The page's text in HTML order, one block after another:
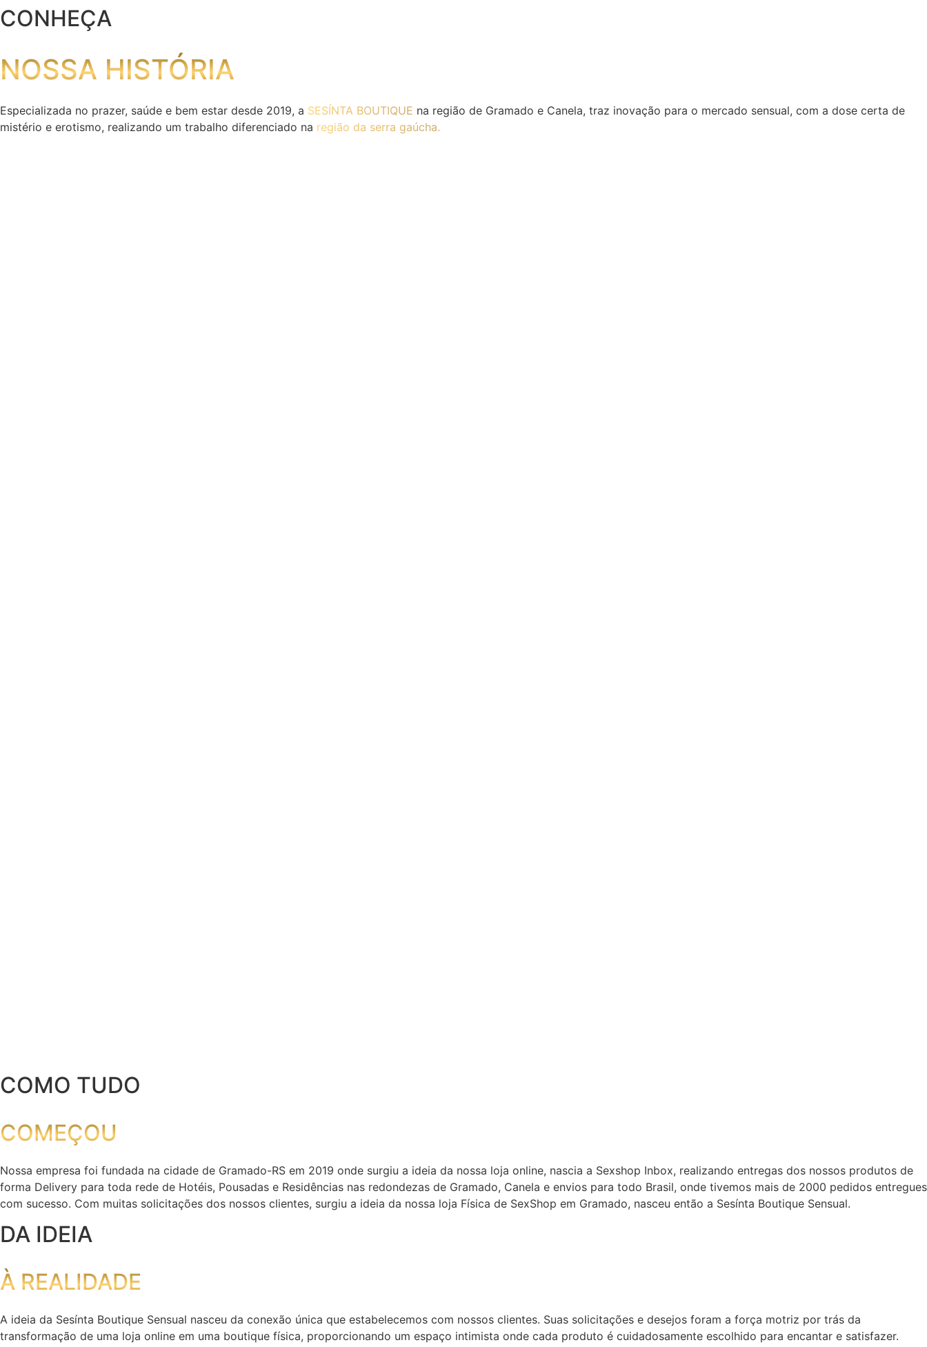
Ir
para
conteúdo
CONHEÇA
NOSSA HISTÓRIA
Especializada no prazer, saúde e bem estar desde 2019, a SESÍNTA BOUTIQUE na região de Gramado e Canela, traz inovação para o mercado sensual, com a dose certa de
mistério e erotismo, realizando um trabalho diferenciado na região da serra gaúcha.
COMO TUDO
COMEÇOU
Nossa empresa foi fundada na cidade de Gramado-RS em 2019 onde surgiu a ideia da nossa loja online, nascia a Sexshop Inbox, realizando entregas dos nossos produtos de
forma Delivery para toda rede de Hotéis, Pousadas e Residências nas redondezas de Gramado, Canela e envios para todo Brasil, onde tivemos mais de 2000 pedidos entregues
com sucesso. Com muitas solicitações dos nossos clientes, surgiu a ideia da nossa loja Física de SexShop em Gramado, nasceu então a Sesínta Boutique Sensual.
DA IDEIA
À REALIDADE
A ideia da Sesínta Boutique Sensual nasceu da conexão única que estabelecemos com nossos clientes. Suas solicitações e desejos foram a força motriz por trás da
transformação de uma loja online em uma boutique física, proporcionando um espaço intimista onde cada produto é cuidadosamente escolhido para encantar e satisfazer.